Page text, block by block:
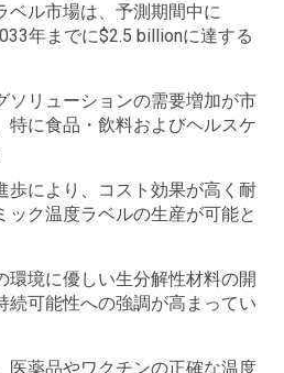
ベル市場は、予測期間中に
年までに$2.5 billionに達する
ソリューションの需要増加が市
特に食品・飲料およびヘルスケ
歩により、コスト効果が高く耐
ック温度ラベルの生産が可能と
環境に優しい生分解性材料の開
続可能性への強調が高まってい
医薬品やワクチンの正確な温度